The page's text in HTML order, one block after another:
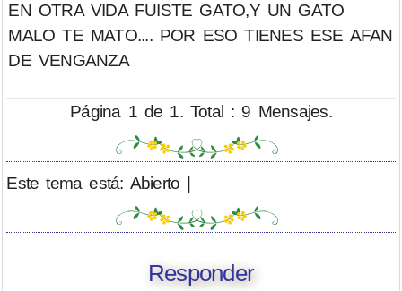
EN OTRA VIDA FUISTE GATO,Y UN GATO
MALO TE MATO.... POR ESO TIENES ESE AFAN
DE VENGANZA
Página 1 de 1. Total : 9 Mensajes.
Este tema está: Abierto |
Responder